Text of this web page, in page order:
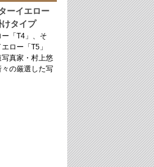
ーイエロー
タイプ
ー「T4」、そ
ロー「T5」
真家・村上悠
の厳選した写